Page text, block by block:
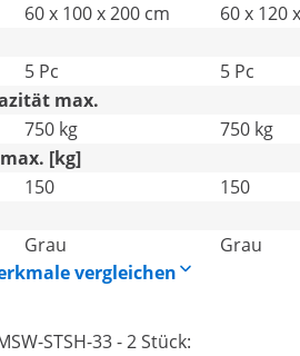
60 x 100 x 200 cm
60 x 120
5 Pc
5 Pc
max.
750 kg
750 kg
[kg]
150
150
Grau
Grau
vergleichen
STSH-33 - 2 Stück: